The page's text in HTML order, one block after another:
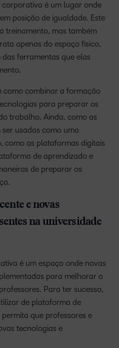
corporativa é um lugar onde
posição de igualdade. Este
treinamento, mas também
apenas do espaço físico,
das ferramentas que elas
como combinar a formação
para preparar os
trabalho. Ainda, como as
usadas como uma
como as plataformas digitais
de aprendizado e
de preparar os
e novas
na universidade
é um espaço onde novas
para melhorar a
Para ter sucesso,
de plataforma de
que professores e
tecnologias e